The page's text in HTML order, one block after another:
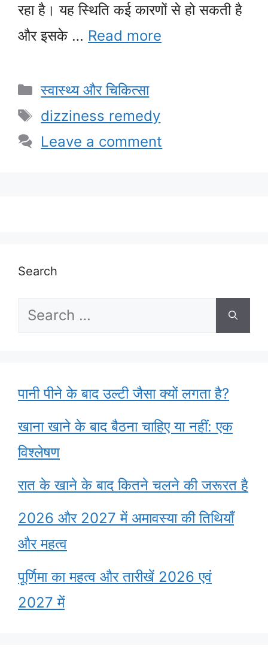
रहा है। यह स्थिति कई कारणों से हो सकती है
और इसके … Read more
Categories
स्वास्थ्य और चिकित्सा
Tags
dizziness remedy
Leave a comment
Search
Search
पानी पीने के बाद उल्टी जैसा क्यों लगता है?
खाना खाने के बाद बैठना चाहिए या नहीं: एक
विश्लेषण
रात के खाने के बाद कितने चलने की जरूरत है
2026 और 2027 में अमावस्या की तिथियाँ
और महत्व
पूर्णिमा का महत्व और तारीखें 2026 एवं
2027 में